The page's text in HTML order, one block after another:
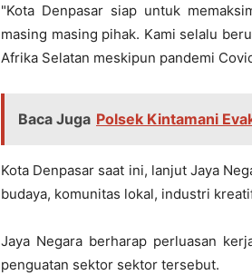
"Kota Denpasar siap untuk
masing masing pihak. Kami selalu
Afrika Selatan meskipun pandemi
Baca Juga Polsek Kintamani
Kota Denpasar saat ini, lanjut Jaya
budaya, komunitas lokal, industri
Jaya Negara berharap perluasan
penguatan sektor sektor tersebut.